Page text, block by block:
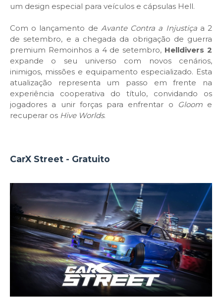
um design especial para veículos e cápsulas Hell.
Com o lançamento de Avante Contra a Injustiçaa 2
de setembro, e a chegada da obrigação de guerra
premium Remoinhos a 4 de setembro, Helldivers 2
expande o seu universo com novos cenários,
inimigos, missões e equipamento especializado. Esta
atualização representa um passo em frente na
experiência cooperativa do título, convidando os
jogadores a unir forças para enfrentar o
Gloom e
recuperar os Hive Worlds.
CarX Street - Gratuito